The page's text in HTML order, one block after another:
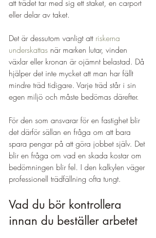
att trädet tar med sig ett staket, en carport
eller delar av taket.
Det är dessutom vanligt att riskerna
underskattas när marken lutar, vinden
växlar eller kronan är ojämnt belastad. Då
hjälper det inte mycket att man har fällt
mindre träd tidigare. Varje träd står i sin
egen miljö och måste bedömas därefter.
För den som ansvarar för en fastighet blir
det därför sällan en fråga om att bara
spara pengar på att göra jobbet själv. Det
blir en fråga om vad en skada kostar om
bedömningen blir fel. I den kalkylen väger
professionell trädfällning ofta tungt.
Vad du bör kontrollera
innan du beställer arbetet